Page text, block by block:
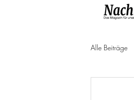
Alle Beiträge